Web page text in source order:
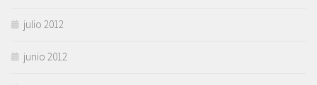
julio 2012
junio 2012